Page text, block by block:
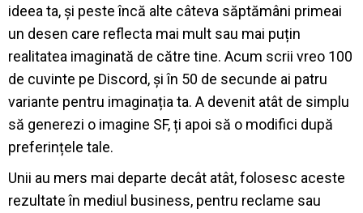
ideea ta, și peste încă alte câteva săptămâni primeai
un desen care reflecta mai mult sau mai puțin
realitatea imaginată de către tine. Acum scrii vreo 100
de cuvinte pe Discord, și în 50 de secunde ai patru
variante pentru imaginația ta. A devenit atât de simplu
să generezi o imagine SF, ți apoi să o modifici după
preferințele tale.
Unii au mers mai departe decât atât, folosesc aceste
rezultate în mediul business, pentru reclame sau